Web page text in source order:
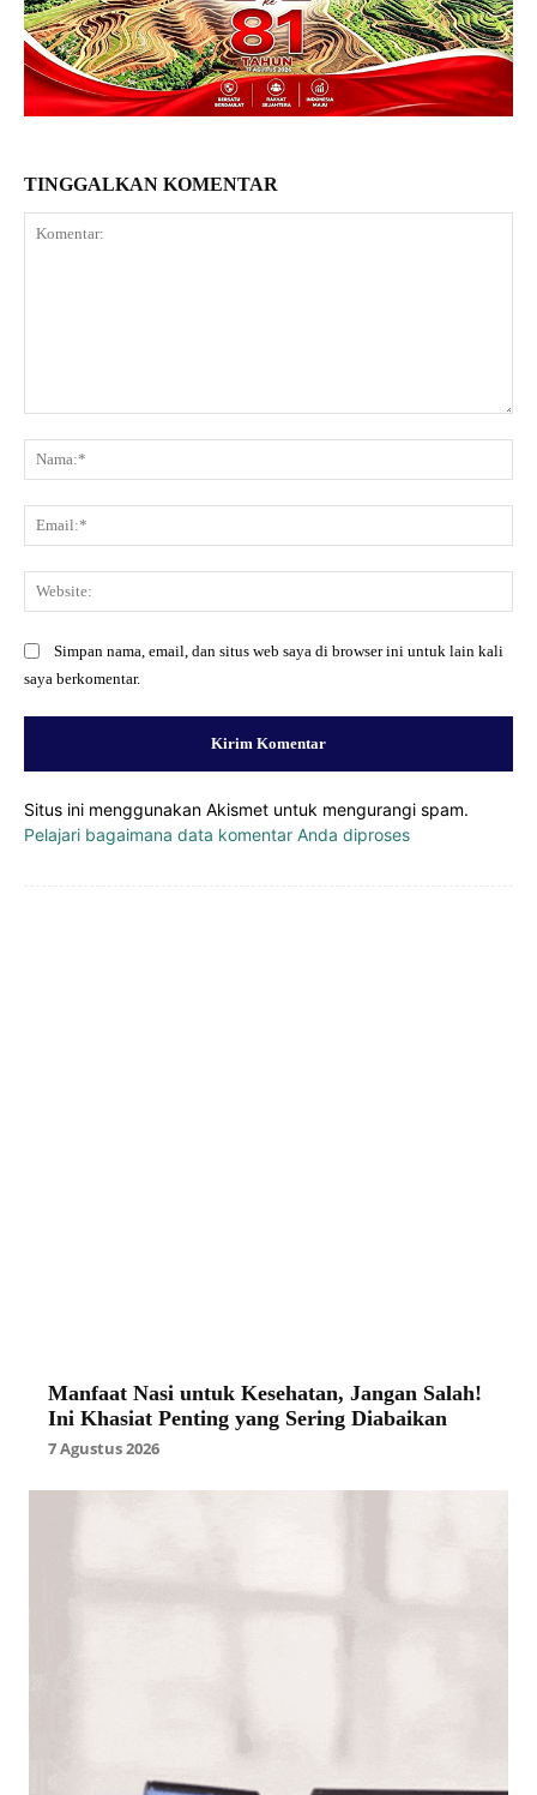
TINGGALKAN KOMENTAR
Simpan nama, email, dan situs web saya di browser ini untuk lain kali
saya berkomentar.
Situs ini menggunakan Akismet untuk mengurangi spam.
Pelajari bagaimana data komentar Anda diproses
Manfaat Nasi untuk Kesehatan, Jangan Salah!
Ini Khasiat Penting yang Sering Diabaikan
7 Agustus 2026